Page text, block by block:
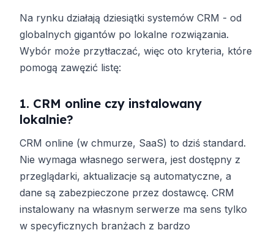
Na rynku działają dziesiątki systemów CRM - od
globalnych gigantów po lokalne rozwiązania.
Wybór może przytłaczać, więc oto kryteria, które
pomogą zawęzić listę:
1. CRM online czy instalowany
lokalnie?
CRM online (w chmurze, SaaS) to dziś standard.
Nie wymaga własnego serwera, jest dostępny z
przeglądarki, aktualizacje są automatyczne, a
dane są zabezpieczone przez dostawcę. CRM
instalowany na własnym serwerze ma sens tylko
w specyficznych branżach z bardzo